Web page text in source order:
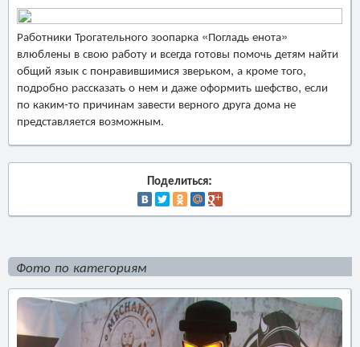
Работники Трогательного зоопарка «Погладь енота»
влюблены в свою работу и всегда готовы помочь детям найти
общий язык с понравившимися зверьком, а кроме того,
подробно рассказать о нем и даже оформить шефство, если
по каким-то причинам завести верного друга дома не
представляется возможным.
Поделиться:
Фото по категориям